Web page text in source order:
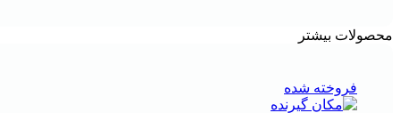
محصولات بیشتر
فروخته شده